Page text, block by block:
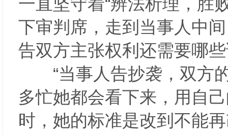
下审判席，走到当事人中
告双方主张权利还需要哪
“当事人告抄袭，双方的
多忙她都会看下来，用自
时，她的标准是改到不能